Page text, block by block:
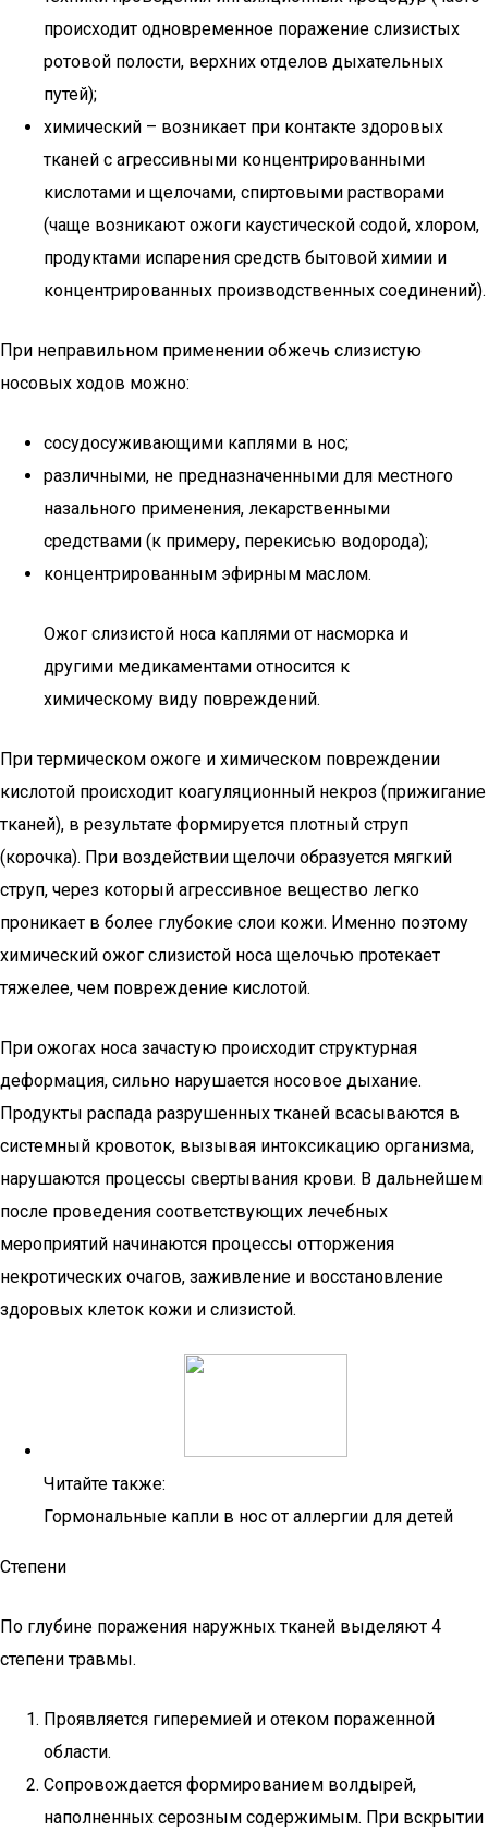
происходит одновременное поражение слизистых
ротовой полости, верхних отделов дыхательных
путей);
химический – возникает при контакте здоровых
тканей с агрессивными концентрированными
кислотами и щелочами, спиртовыми растворами
(чаще возникают ожоги каустической содой, хлором,
продуктами испарения средств бытовой химии и
концентрированных производственных соединений).
При неправильном применении обжечь слизистую
носовых ходов можно:
сосудосуживающими каплями в нос;
различными, не предназначенными для местного
назального применения, лекарственными
средствами (к примеру, перекисью водорода);
концентрированным эфирным маслом.
Ожог слизистой носа каплями от насморка и
другими медикаментами относится к
химическому виду повреждений.
При термическом ожоге и химическом повреждении
кислотой происходит коагуляционный некроз (прижигание
тканей), в результате формируется плотный струп
(корочка). При воздействии щелочи образуется мягкий
струп, через который агрессивное вещество легко
проникает в более глубокие слои кожи. Именно поэтому
химический ожог слизистой носа щелочью протекает
тяжелее, чем повреждение кислотой.
При ожогах носа зачастую происходит структурная
деформация, сильно нарушается носовое дыхание.
Продукты распада разрушенных тканей всасываются в
системный кровоток, вызывая интоксикацию организма,
нарушаются процессы свертывания крови. В дальнейшем
после проведения соответствующих лечебных
мероприятий начинаются процессы отторжения
некротических очагов, заживление и восстановление
здоровых клеток кожи и слизистой.
Читайте также:
Гормональные капли в нос от аллергии для детей
Степени
По глубине поражения наружных тканей выделяют 4
степени травмы.
Проявляется гиперемией и отеком пораженной
области.
Сопровождается формированием волдырей,
наполненных серозным содержимым. При вскрытии